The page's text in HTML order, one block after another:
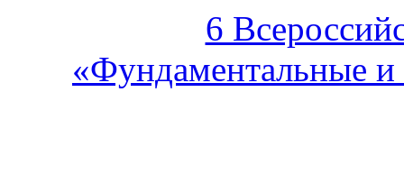
6
«Фундаментальные